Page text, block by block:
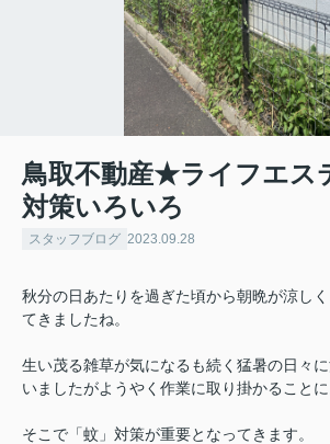
鳥取不動産★ライフエ
対策いろいろ
スタッフブログ 2023.09.28
秋分の日あたりを過ぎた頃から朝晩が涼し
てきましたね。
生い茂る雑草が気になるも続く猛暑の日々
いましたがようやく作業に取り掛かることに
そこで「蚊」対策が重要となってきます。